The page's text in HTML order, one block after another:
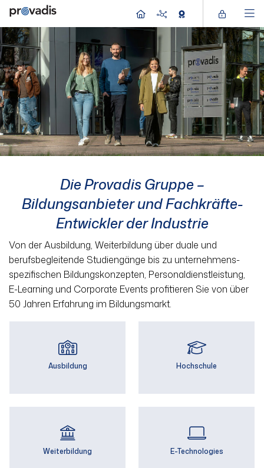
Die Provadis Gruppe –­
Bildungsanbieter und Fachkräfte-
Entwickler der Industrie
Von der Ausbildung, Weiterbildung über duale und
berufsbegleitende Studien­gänge bis zu unternehmens­
spezifischen Bildungs­konzepten, Personal­dienst­leistung,
E-Learning und Corporate Events profitieren Sie von über
50 Jahren Erfahrung im Bildungsmarkt.
Ausbildung Hochschule
Weiterbildung E-Technologies